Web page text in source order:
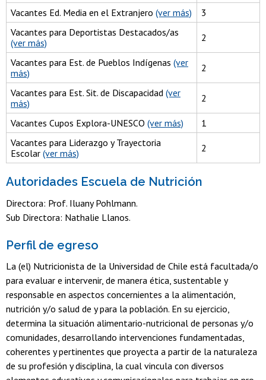
Vacantes Ed. Media en el Extranjero (ver más)
3
Vacantes para Deportistas Destacados/as
(ver más)
2
Vacantes para Est. de Pueblos Indígenas (ver
más)
2
Vacantes para Est. Sit. de Discapacidad (ver
más)
2
Vacantes Cupos Explora-UNESCO (ver más)
1
Vacantes para Liderazgo y Trayectoria
Escolar (ver más) 2
Autoridades Escuela de Nutrición
Directora: Prof. Iluany Pohlmann.
Sub Directora: Nathalie Llanos.
Perfil de egreso
La (el) Nutricionista de la Universidad de Chile está facultada/o
para evaluar e intervenir, de manera ética, sustentable y
responsable en aspectos concernientes a la alimentación,
nutrición y/o salud de y para la población. En su ejercicio,
determina la situación alimentario-nutricional de personas y/o
comunidades, desarrollando intervenciones fundamentadas,
coherentes y pertinentes que proyecta a partir de la naturaleza
de su profesión y disciplina, la cual vincula con diversos